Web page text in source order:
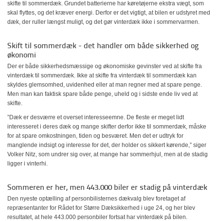
skifte til sommerdæk. Grundet batterierne har køretøjerne ekstra vægt, som
skal flyttes, og det kræver energi. Derfor er det vigtigt, at bilen er udstyret med
dæk, der ruller længst muligt, og det gør vinterdæk ikke i sommervarmen.
Skift til sommerdæk - det handler om både sikkerhed og
økonomi
Der er både sikkerhedsmæssige og økonomiske gevinster ved at skifte fra
vinterdæk til sommerdæk. Ikke at skifte fra vinterdæk til sommerdæk kan
skyldes glemsomhed, uvidenhed eller at man regner med at spare penge.
Men man kan faktisk spare både penge, uheld og i sidste ende liv ved at
skifte.
”Dæk er desværre et overset interesseemne. De fleste er meget lidt
interesseret i deres dæk og mange skifter derfor ikke til sommerdæk, måske
for at spare omkostningen, tiden og besværet. Men det er udtryk for
manglende indsigt og interesse for det, der holder os sikkert kørende,” siger
Volker Nitz, som undrer sig over, at mange har sommerhjul, men at de stadig
ligger i vinterhi.
Sommeren er her, men 443.000 biler er stadig på vinterdæk
Den nyeste optælling af personbilisternes dækvalg blev foretaget af
repræsentanter for Rådet for Større Dæksikkerhed i uge 24, og her blev
resultatet, at hele 443.000 personbiler fortsat har vinterdæk på bilen.